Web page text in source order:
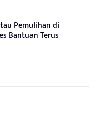
Pemulihan di
Bantuan Terus